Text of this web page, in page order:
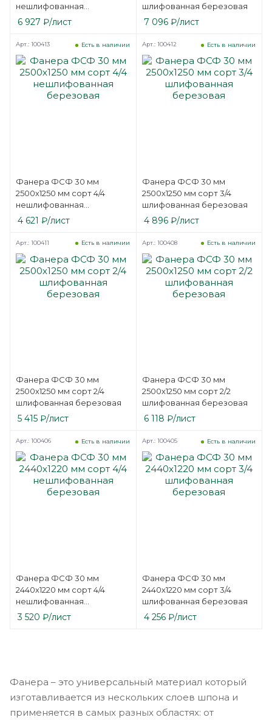
нешлифованная
березовая
6 927 ₽/лист
шлифованная березовая
7 096₽/лист
Фанера ФСФ 30 мм
2500х1250 мм сорт 4/4
нешлифованная
березовая
Есть в наличии
Арт.: 100413
4 621 ₽/лист
Фанера ФСФ 30 мм
2500х1250 мм сорт 3/4
шлифованная березовая
Есть в наличии
Арт.: 100412
4 896₽/лист
Фанера ФСФ 30 мм
2500х1250 мм сорт 2/4
шлифованная березовая
Есть в наличии
Арт.: 100411
5 415 ₽/лист
Фанера ФСФ 30 мм
2500х1250 мм сорт 2/2
шлифованная березовая
Есть в наличии
Арт.: 100408
6 118 ₽/лист
Фанера ФСФ 30 мм
2440х1220 мм сорт 4/4
нешлифованная
березовая
Есть в наличии
Арт.: 100406
3 520 ₽/лист
Фанера ФСФ 30 мм
2440х1220 мм сорт 3/4
шлифованная березовая
Есть в наличии
Арт.: 100405
4 256₽/лист
Фанера – это универсальный материал который
изготавливается из нескольких слоев шпона и
применяется в самых разных областях: от